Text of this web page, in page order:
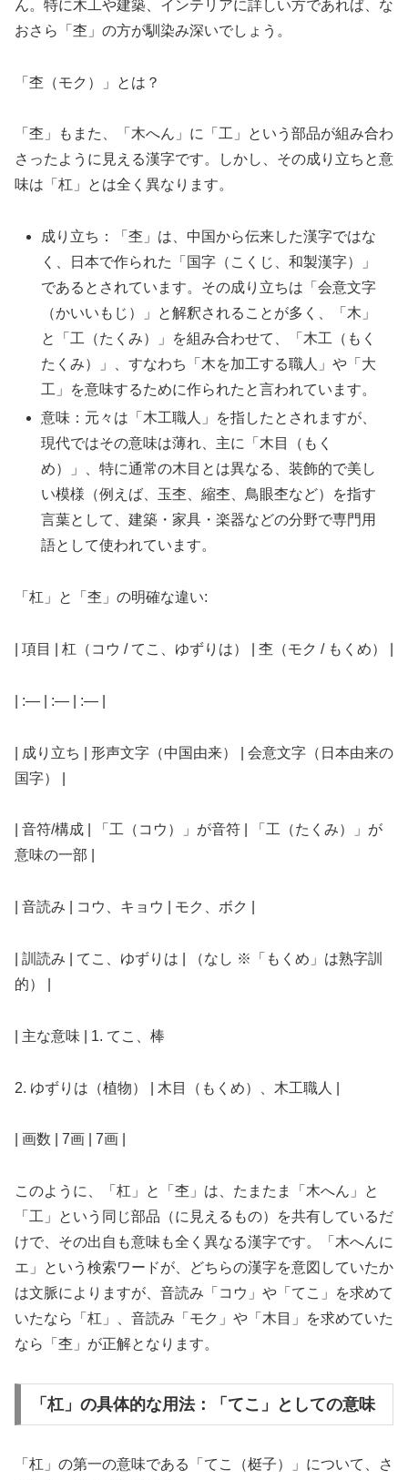
ん。特に木工や建築、インテリアに詳しい方であれば、な
おさら「杢」の方が馴染み深いでしょう。
「杢（モク）」とは？
「杢」もまた、「木へん」に「工」という部品が組み合わ
さったように見える漢字です。しかし、その成り立ちと意
味は「杠」とは全く異なります。
成り立ち：「杢」は、中国から伝来した漢字ではな
く、日本で作られた「国字（こくじ、和製漢字）」
であるとされています。その成り立ちは「会意文字
（かいいもじ）」と解釈されることが多く、「木」
と「工（たくみ）」を組み合わせて、「木工（もく
たくみ）」、すなわち「木を加工する職人」や「大
工」を意味するために作られたと言われています。
意味：元々は「木工職人」を指したとされますが、
現代ではその意味は薄れ、主に「木目（もく
め）」、特に通常の木目とは異なる、装飾的で美し
い模様（例えば、玉杢、縮杢、鳥眼杢など）を指す
言葉として、建築・家具・楽器などの分野で専門用
語として使われています。
「杠」と「杢」の明確な違い:
| 項目 | 杠（コウ / てこ、ゆずりは） | 杢（モク / もくめ） |
| :— | :— | :— |
| 成り立ち | 形声文字（中国由来） | 会意文字（日本由来の
国字） |
| 音符/構成 | 「工（コウ）」が音符 | 「工（たくみ）」が
意味の一部 |
| 音読み | コウ、キョウ | モク、ボク |
| 訓読み | てこ、ゆずりは | （なし ※「もくめ」は熟字訓
的） |
| 主な意味 | 1. てこ、棒
2. ゆずりは（植物） | 木目（もくめ）、木工職人 |
| 画数 | 7画 | 7画 |
このように、「杠」と「杢」は、たまたま「木へん」と
「工」という同じ部品（に見えるもの）を共有しているだ
けで、その出自も意味も全く異なる漢字です。「木へんに
エ」という検索ワードが、どちらの漢字を意図していたか
は文脈によりますが、音読み「コウ」や「てこ」を求めて
いたなら「杠」、音読み「モク」や「木目」を求めていた
なら「杢」が正解となります。
「杠」の具体的な用法：「てこ」としての意味
「杠」の第一の意味である「てこ（梃子）」について、さ